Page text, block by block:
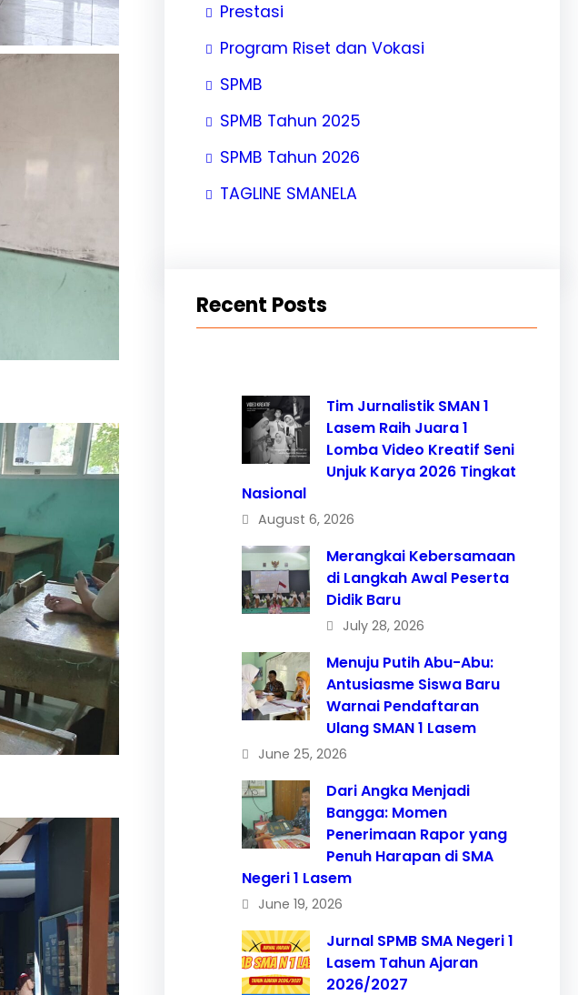
Prestasi
Program Riset dan Vokasi
SPMB
SPMB Tahun 2025
SPMB Tahun 2026
TAGLINE SMANELA
Recent Posts
Tim Jurnalistik SMAN 1
Lasem Raih Juara 1
Lomba Video Kreatif Seni
Unjuk Karya 2026 Tingkat
Nasional
August 6, 2026
Merangkai Kebersamaan
di Langkah Awal Peserta
Didik Baru
July 28, 2026
Menuju Putih Abu-Abu:
Antusiasme Siswa Baru
Warnai Pendaftaran
Ulang SMAN 1 Lasem
June 25, 2026
Dari Angka Menjadi
Bangga: Momen
Penerimaan Rapor yang
Penuh Harapan di SMA
Negeri 1 Lasem
June 19, 2026
Jurnal SPMB SMA Negeri 1
Lasem Tahun Ajaran
2026/2027